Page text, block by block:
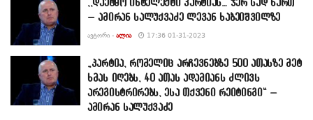
– ამირან სალუქვაძე ლევან ხაბეიშვილზე
ᲐᲕᲢᲝᲠᲘ - ᲐᲚᲘᲐ 17:36 01-31-2023
„პარტია, რომელიც არჩევნებზე 500 ათასზე მეტ
ხმას იღებს, 40 ათას ადამიანს ძლივს
არეგისტრირებს, ესა თქვენი რეიტინგი“ –
ამირან სალუქვაძე